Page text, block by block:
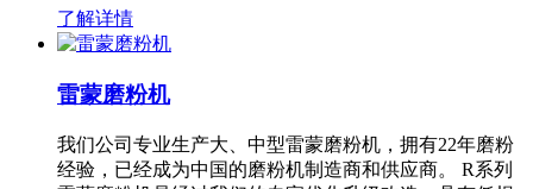
了解详情
雷蒙磨粉机
我们公司专业生产大、中型雷蒙磨粉机，拥有22年磨粉
经验，已经成为中国的磨粉机制造商和供应商。 R系列